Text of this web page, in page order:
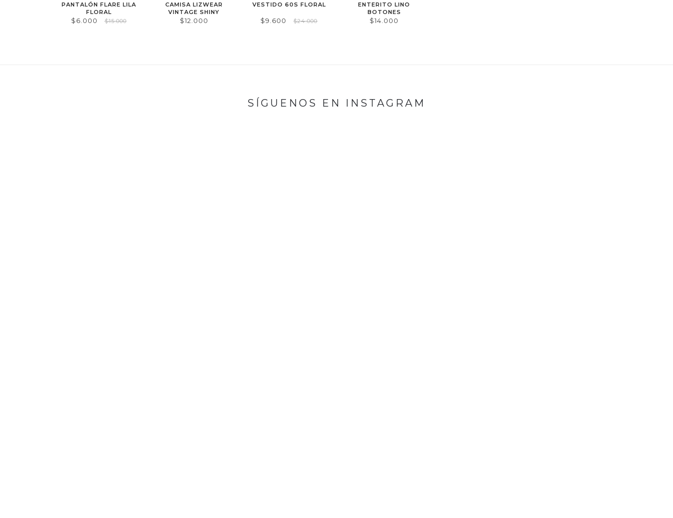
PANTALÓN FLARE LILA
FLORAL
$6.000 $15.000
CAMISA LIZWEAR
VINTAGE SHINY
$12.000
VESTIDO 60S FLORAL
$9.600 $24.000
ENTERITO LINO
BOTONES
$14.000
SÍGUENOS EN INSTAGRAM